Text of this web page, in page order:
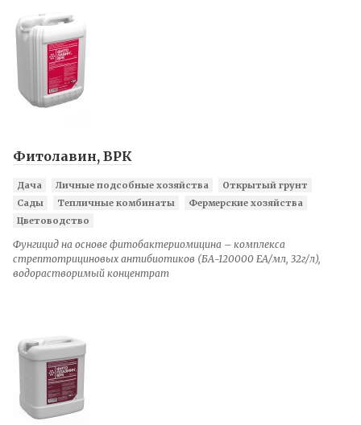
Фитолавин, ВРК
Дача Личные подсобные хозяйства
Открытый грунт
Сады
Тепличные комбинаты
Фермерские хозяйства
Цветоводство
Фунгицид на основе фитобактериомицина – комплекса
стрептотрициновых антибиотиков (БА-120000 ЕА/мл, 32г/л),
водорастворимый концентрат